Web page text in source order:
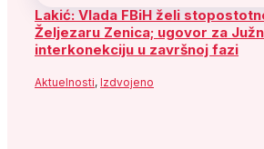
Lakić: Vlada FBiH želi
Željezaru Zenica; ugovor za
interkonekciju u završnoj fazi
Aktuelnosti, Izdvojeno